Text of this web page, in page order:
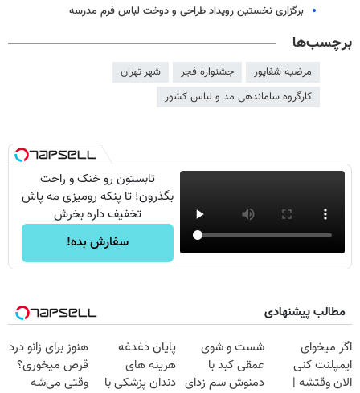
برگزاری نخستین رویداد طراحی و دوخت لباس فرم مدرسه
برچسب‌ها
مرضیه شفاپور جشنواره فجر
شهر تهران
کارگروه ساماندهی مد و لباس کشور
تابستون رو خنک و راحت
بگذرون! تا پنکه رومیزی مه پاش
تخفیف داره بخرش
سفارش بده!
مطالب پیشنهادی
اگر میخوای
ایمپلنت کنی
الان وقتشه |
شست و شوی
عمقی کبد با
دمنوش سم زدای
پایان دغدغه
هزینه های
دندان پزشکی با
هنوز برای زانو درد
قرص میخوری؟
وقتی می‌شه